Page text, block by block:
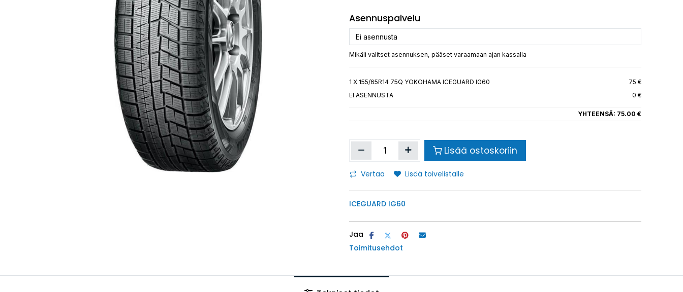
Asennuspalvelu
Mikäli valitset asennuksen, pääset varaamaan ajan kassalla
1 X 155/65R14 75Q YOKOHAMA ICEGUARD IG60
75 €
EI ASENNUSTA
0 €
YHTEENSÄ: 75.00 €
Lisää ostoskoriin
Vertaa Lisää toivelistalle
ICEGUARD IG60
Jaa
Toimitusehdot